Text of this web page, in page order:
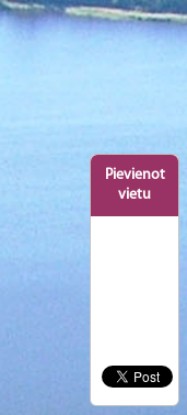
Pievienot
vietu